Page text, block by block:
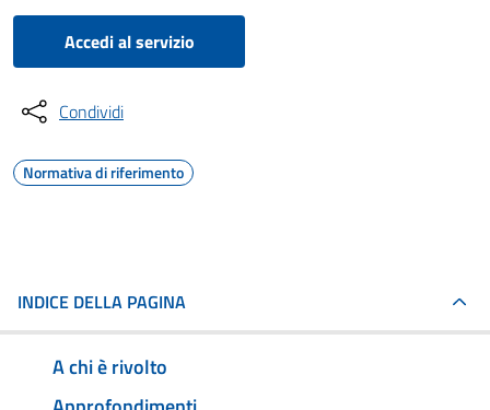
Accedi al servizio
Condividi
Normativa di riferimento
INDICE DELLA PAGINA
A chi è rivolto